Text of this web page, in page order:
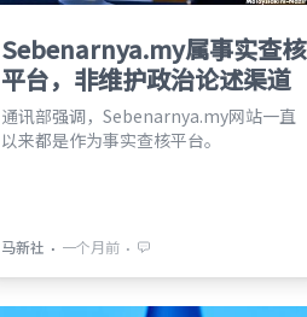
Sebenarnya.my属事实查核
平台，非维护政治论述渠道
通讯部强调，Sebenarnya.my网站一直
以来都是作为事实查核平台。
马新社 ⋅ 一个月前 ⋅